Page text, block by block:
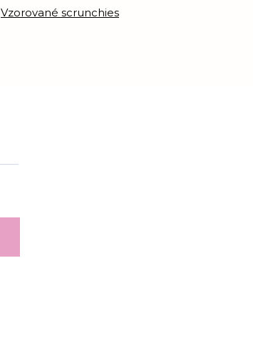
Vzorované scrunchies